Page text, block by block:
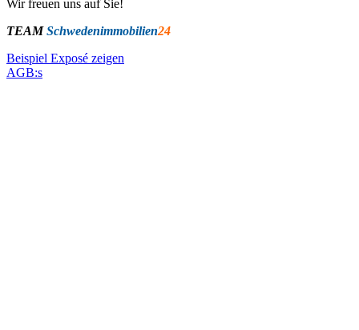
Wir freuen uns auf Sie!
TEAMSchwedenimmobilien24
Beispiel Exposé zeigen
AGB:s